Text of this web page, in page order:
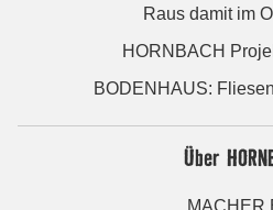
Raus damit im
HORNBACH
BODENHAUS:
Über
MACHER